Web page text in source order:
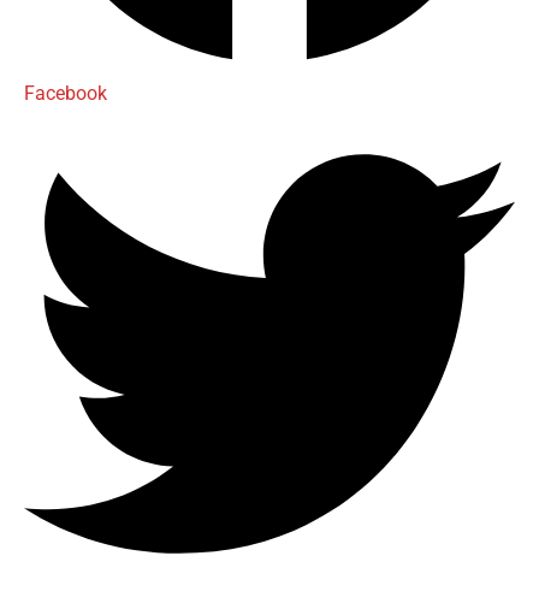
Facebook